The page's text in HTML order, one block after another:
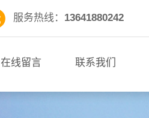
服务热线： 13641880242
在线留言 联系我们